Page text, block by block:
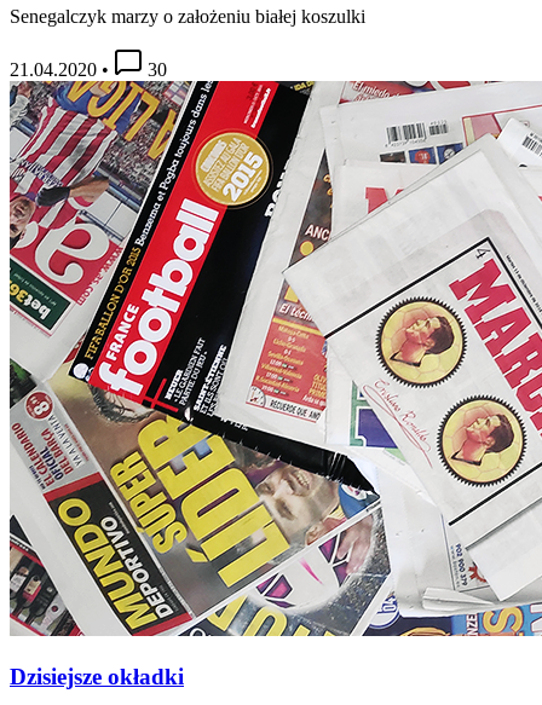
Senegalczyk marzy o założeniu białej koszulki
21.04.2020 • 30
Dzisiejsze okładki